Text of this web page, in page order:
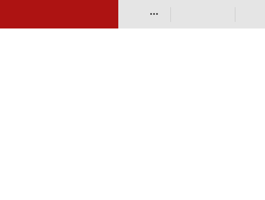
•••